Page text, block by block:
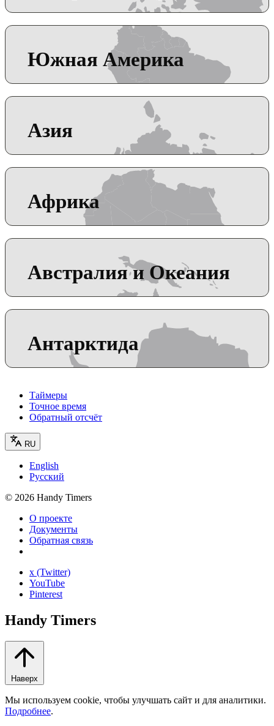
Южная Америка
Азия
Африка
Австралия и Океания
Антарктида
Таймеры
Точное время
Обратный отсчёт
RU
English
Русский
© 2026 Handy Timers
О проекте
Документы
Обратная связь
x (Twitter)
YouTube
Pinterest
Handy Timers
Наверх
Мы используем cookie, чтобы улучшать сайт и для аналитики.
Подробнее.